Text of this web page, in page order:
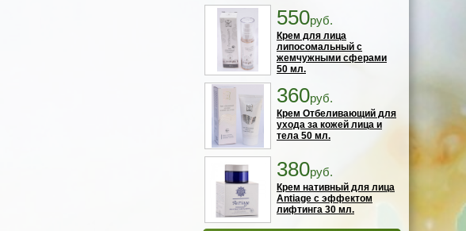
550руб.
Крем для лица
липосомальный с
жемчужными сферами
50 мл.
360руб.
Крем Отбеливающий для
ухода за кожей лица и
тела 50 мл.
380руб.
Крем нативный для лица
Antiage с эффектом
лифтинга 30 мл.